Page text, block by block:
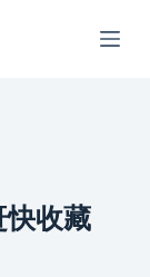
收藏